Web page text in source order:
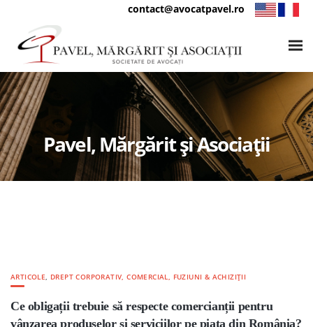
contact@avocatpavel.ro
Pavel, Mărgărit și Asociații
ARTICOLE, DREPT CORPORATIV, COMERCIAL, FUZIUNI & ACHIZIȚII
Ce obligații trebuie să respecte comercianții pentru
vânzarea produselor și serviciilor pe piața din România?